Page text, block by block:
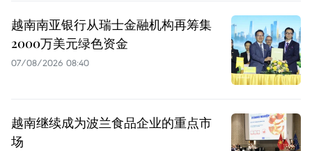
越南南亚银行从瑞士金融机构再筹集
2000万美元绿色资金
07/08/2026 08:40
越南继续成为波兰食品企业的重点市
场